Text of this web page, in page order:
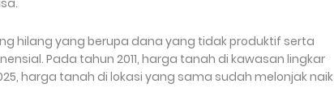
hilang yang berupa dana yang tidak produktif serta
Pada tahun 2011, harga tanah di kawasan lingkar
harga tanah di lokasi yang sama sudah melonjak naik